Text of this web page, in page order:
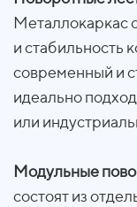
Металлокаркас
и стабильность
современный и
идеально
или
Модульные
состоят из